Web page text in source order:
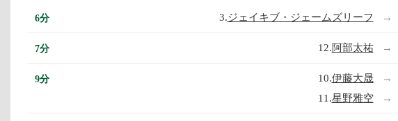
6分 3.ジェイキブ・ジェームズリーフ →
7分 12.阿部太祐 →
9分 10.伊藤大晟 →
11.星野雅空 →